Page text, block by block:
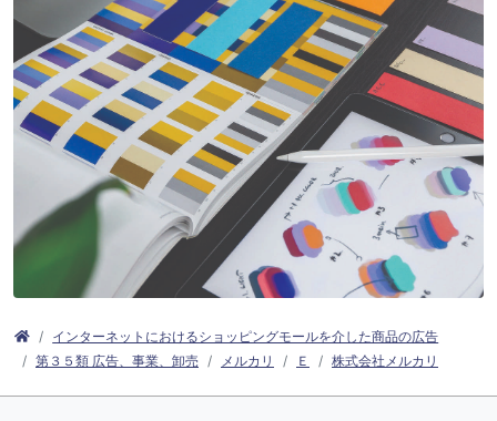
インターネットにおけるショッピングモールを介した商品の広告
第３５類 広告、事業、卸売
メルカリ Ｅ 株式会社メルカリ